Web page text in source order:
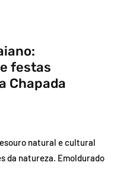
festas
Chapada
natural e cultural
da natureza. Emoldurado